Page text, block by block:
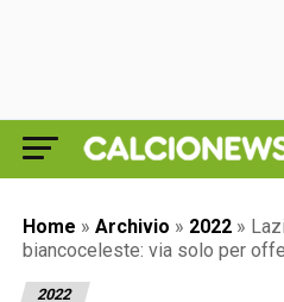
Home » Archivio » 2022 »
biancoceleste: via solo per
2022